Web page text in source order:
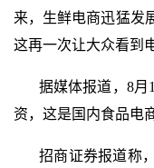
来，生鲜电商迅猛发
这再一次让大众看到
据媒体报道， 8月 1
资，这是国内食品电
招商证券报道称